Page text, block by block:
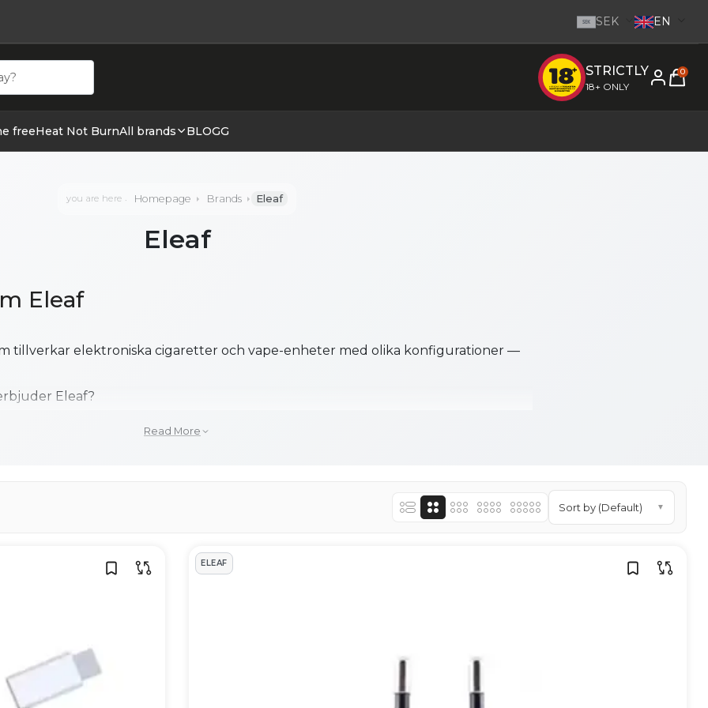
SEK SEK EN
hos cigge.se. Beställ idag och ha din E cigg & E juice inom 1-2 dagar. Go to homepage STRICTLY
18+ ONLY
0
freeHeat Not BurnAll brands BLOGG
you are here Homepage Brands Eleaf
Eleaf
Eleaf
tillverkar elektroniska cigaretter och vape-enheter med olika konfigurationer —
Eleaf?
Eleaf-enheter fungerar bäst med vätskor med balanserad VG/PG-blandning,
med högre VG-halt. Rekommendationer finns i produktspecifikationen.
med USB-kabel, t.ex. USB-C eller micro-USB. Exakt metod framgår i
Read More
Sort by (Default) ▼
ELEAF